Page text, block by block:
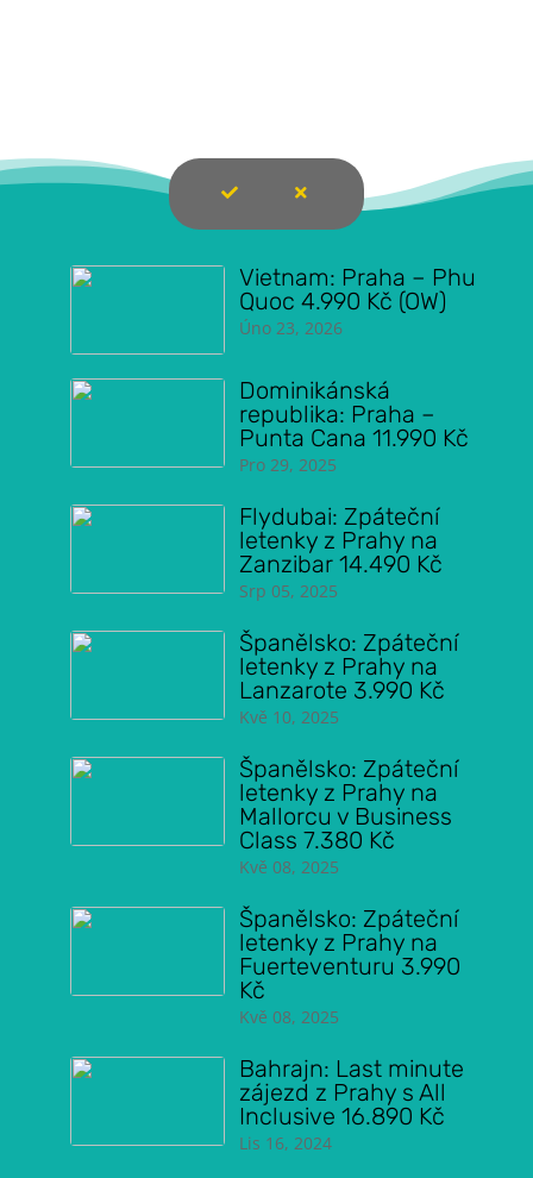
Vietnam: Praha – Phu
Quoc 4.990 Kč (OW)
Úno 23, 2026
Dominikánská
republika: Praha –
Punta Cana 11.990 Kč
Pro 29, 2025
Flydubai: Zpáteční
letenky z Prahy na
Zanzibar 14.490 Kč
Srp 05, 2025
Španělsko: Zpáteční
letenky z Prahy na
Lanzarote 3.990 Kč
Kvě 10, 2025
Španělsko: Zpáteční
letenky z Prahy na
Mallorcu v Business
Class 7.380 Kč
Kvě 08, 2025
Španělsko: Zpáteční
letenky z Prahy na
Fuerteventuru 3.990
Kč
Kvě 08, 2025
Bahrajn: Last minute
zájezd z Prahy s All
Inclusive 16.890 Kč
Lis 16, 2024